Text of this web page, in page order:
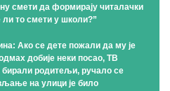
смети да формирају читалачки
ли то смети у школи?”
Ако се дете пожали да му је
добије неки посао, ТВ
бирали родитељи, ручало се
на улици је било